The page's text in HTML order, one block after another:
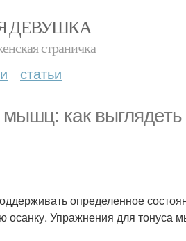
ДЕВУШКА
страничка
статьи
как
определенное
осанку. Упражнения для тонуса